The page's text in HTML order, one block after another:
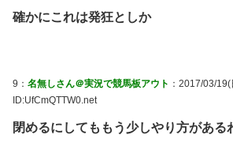
確かにこれは発狂としか
9： 名無しさん＠実況で競馬板アウト ：2017/03/
ID:UfCmQTTW0.net
閉めるにしてももう少しやり方がある